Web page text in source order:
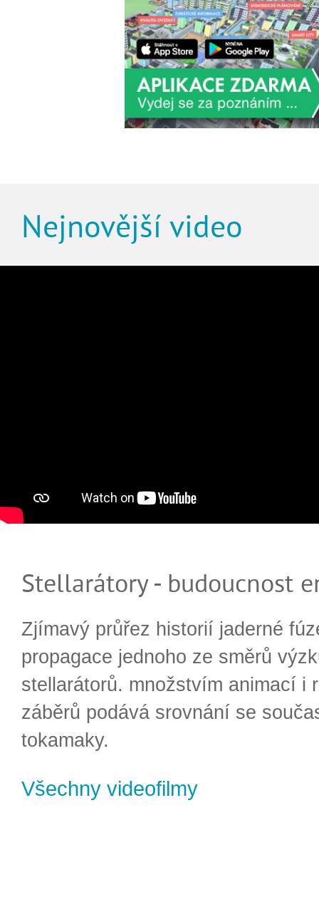
Nejnovější video
Stellarátory - budoucnost
Zjímavý průřez historií jaderné
propagace jednoho ze směrů
stellarátorů. množstvím animací i
záběrů podává srovnání se
tokamaky.
Všechny videofilmy